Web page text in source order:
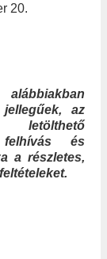
20.
az
felhívás és
a részletes,